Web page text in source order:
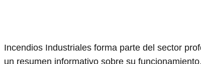
Incendios Industriales forma parte del sector
un resumen informativo sobre su